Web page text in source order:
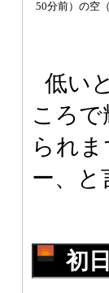
50分前）の空（
低い
ころ
られ
ー、
初